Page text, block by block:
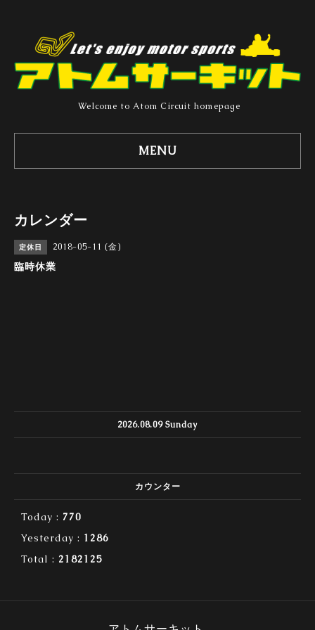
Welcome to Atom Circuit homepage
MENU
カレンダー
定休日 2018-05-11 (金)
臨時休業
2026.08.09 Sunday
カウンター
Today : 770
Yesterday : 1286
Total : 2182125